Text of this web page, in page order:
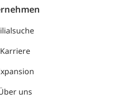
Karriere
uns